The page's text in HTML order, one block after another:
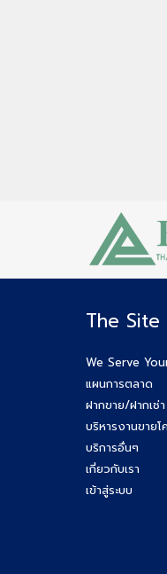
The Site
We Serve
แผนการตลาด
ฝากขาย/ฝากเช่า
บริหารงานขายโ
บริการอื่นๆ
เกี่ยวกับเรา
เข้าสู่ระบบ